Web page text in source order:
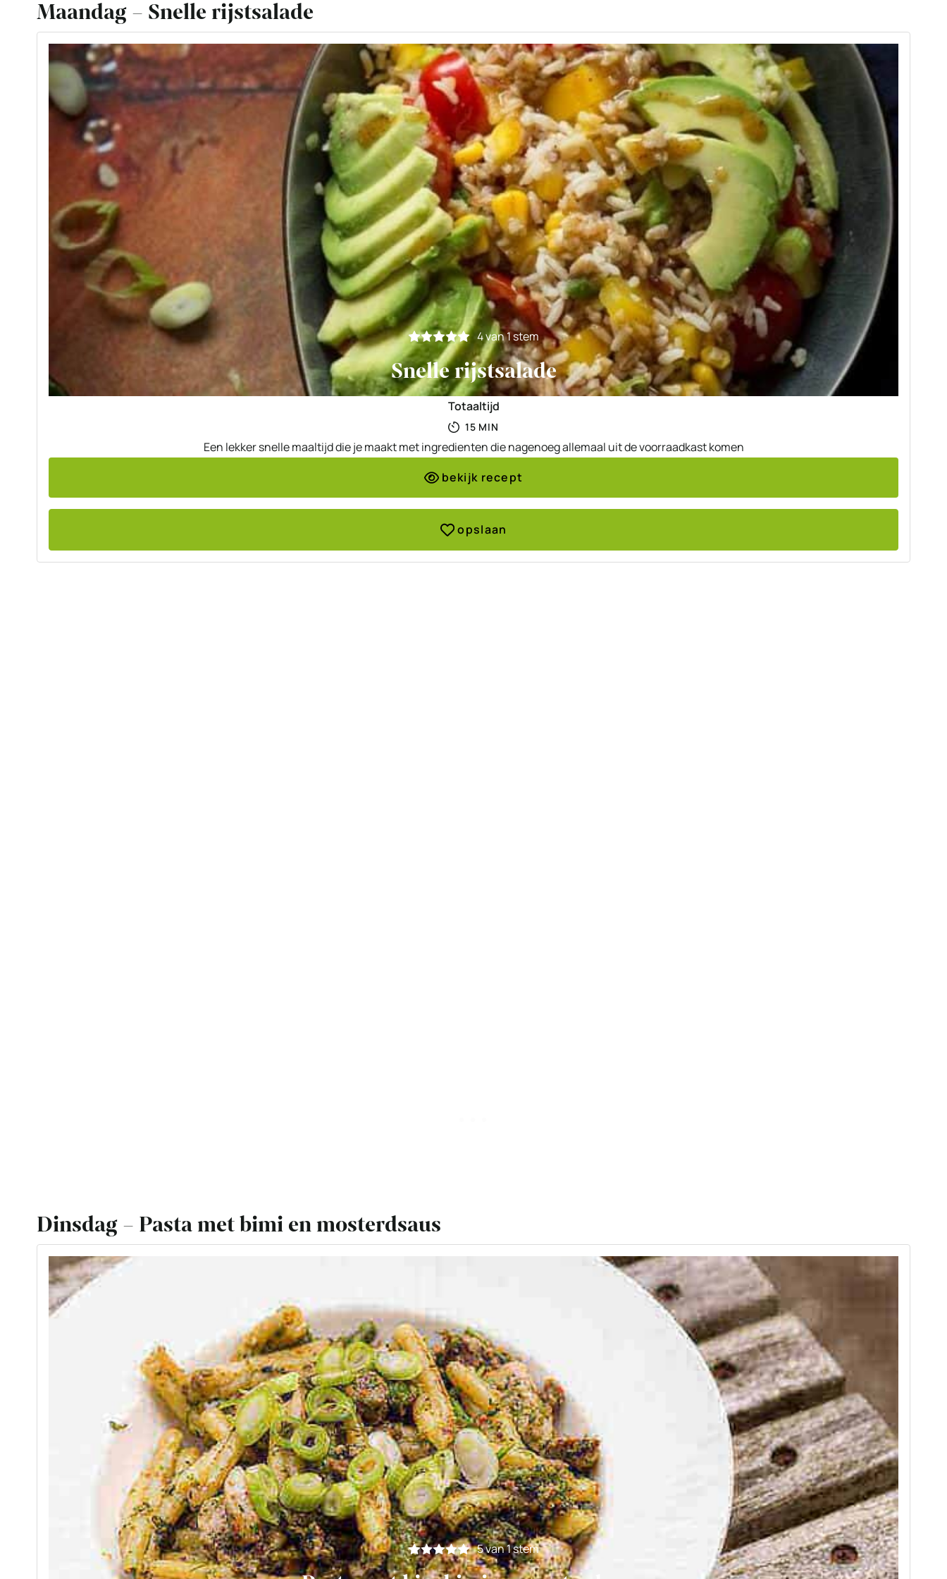
Maandag – Snelle rijstsalade
4van 1 stem
Snelle rijstsalade
Totaaltijd
15MINUTEN
MIN
Een lekker snelle maaltijd die je maakt met ingredienten die nagenoeg allemaal uit de voorraadkast komen
bekijk recept
opslaan
Dinsdag – Pasta met bimi en mosterdsaus
5van 1 stem